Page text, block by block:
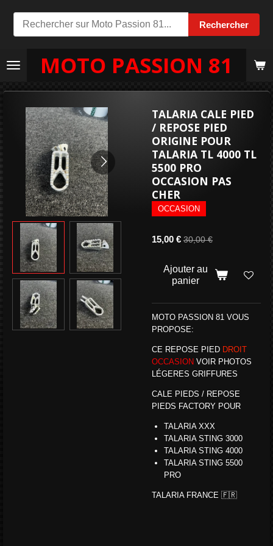
Rechercher
Passer
au
principal
MOTO PASSION 81
TALARIA CALE PIED
/ REPOSE PIED
ORIGINE POUR
TALARIA TL 4000 TL
5500 PRO
OCCASION PAS
CHER
OCCASION
15,00 € 30,00 €
Ajouter au
panier
MOTO PASSION 81 VOUS
PROPOSE:
CE REPOSE PIED DROIT
OCCASION VOIR PHOTOS
LÉGERES GRIFFURES
CALE PIEDS / REPOSE
PIEDS FACTORY POUR
TALARIA XXX
TALARIA STING 3000
TALARIA STING 4000
TALARIA STING 5500
PRO
TALARIA FRANCE 🇫🇷